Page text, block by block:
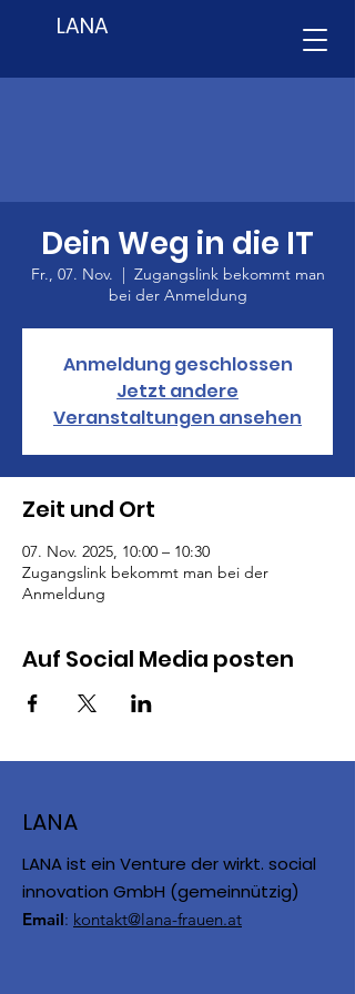
LANA
Dein Weg in die IT
Fr., 07. Nov.
  |
Zugangslink bekommt man
bei der Anmeldung
Anmeldung geschlossen
Jetzt andere
Veranstaltungen ansehen
Zeit und Ort
07. Nov. 2025, 10:00 – 10:30
Zugangslink bekommt man bei der
Anmeldung
Auf Social Media posten
LANA
LANA ist ein Venture der wirkt. social
innovation GmbH (gemeinnützig)
Email: kontakt@lana-frauen.at